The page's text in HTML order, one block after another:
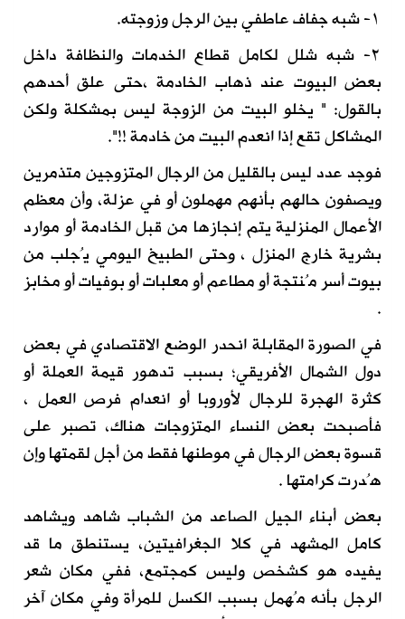
١- شبه جفاف عاطفي بين الرجل وزوجته.
٢- شبه شلل لكامل قطاع الخدمات والنظافة داخل
بعض البيوت عند ذهاب الخادمة ،حتى علق أحدهم
بالقول: " يخلو البيت من الزوجة ليس بمشكلة ولكن
المشاكل تقع إذا انعدم البيت من خادمة !!".
فوجد عدد ليس بالقليل من الرجال المتزوجين متذمرين
ويصفون حالهم بأنهم مهملون أو في عزلة، وأن معظم
الأعمال المنزلية يتم إنجازها من قبل الخادمة أو موارد
بشرية خارج المنزل ، وحتى الطبيخ اليومي يُجلب من
بيوت أسر مُنتجة أو مطاعم أو معلبات أو بوفيات أو مخابز
.
في الصورة المقابلة انحدر الوضع الاقتصادي في بعض
دول الشمال الأفريقي؛ بسبب تدهور قيمة العملة أو
كثرة الهجرة للرجال لأوروبا أو انعدام فرص العمل ،
فأصبحت بعض النساء المتزوجات هناك، تصبر على
قسوة بعض الرجال في موطنها فقط من أجل لقمتها وإن
هُدرت كرامتها .
بعض أبناء الجيل الصاعد من الشباب شاهد ويشاهد
كامل المشهد في كلا الجغرافيتين، يستنطق ما قد
يفيده هو كشخص وليس كمجتمع، ففي مكان شعر
الرجل بأنه مُهمل بسبب الكسل للمرأة وفي مكان آخر